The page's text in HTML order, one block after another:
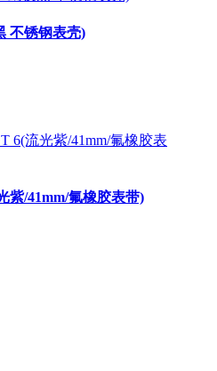
不锈钢表壳)
紫/41mm/氟橡胶表带)